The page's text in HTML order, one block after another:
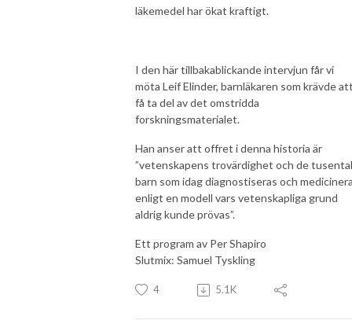
läkemedel har ökat kraftigt.
I den här tillbakablickande intervjun får vi
möta Leif Elinder, barnläkaren som krävde
få ta del av det omstridda
forskningsmaterialet.
Han anser att offret i denna historia är
”vetenskapens trovärdighet och de
barn som idag diagnostiseras och
enligt en modell vars vetenskapliga grund
aldrig kunde prövas”.
Ett program av Per Shapiro
Slutmix: Samuel Tyskling
4 5.1K